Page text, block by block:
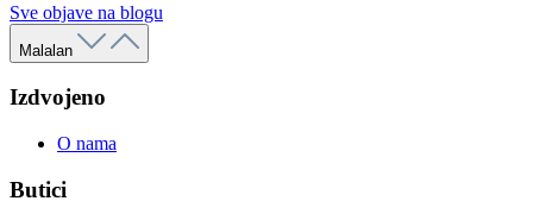
Sve objave na blogu
Malalan
Izdvojeno
O nama
Butici